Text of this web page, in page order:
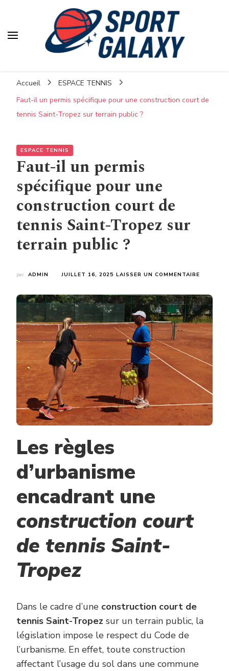
Accueil
ESPACE TENNIS
Faut-il un permis spécifique pour une construction court de
tennis Saint-Tropez sur terrain public ?
ESPACE TENNIS
Faut-il un permis
spécifique pour une
construction court de
tennis Saint-Tropez sur
terrain public ?
par ADMIN JUILLET 16, 2025 LAISSER UN COMMENTAIRE
UN
PERMIS
POUR
UNE
DE
SAINT-
TROPEZ
SUR
TERRAIN
PUBLIC
Les règles
d’urbanisme
encadrant une
construction court
de tennis Saint-
Tropez
Dans le cadre d’une construction court de
tennis Saint-Tropez sur un terrain public, la
législation impose le respect du Code de
l’urbanisme. En effet, toute construction
affectant l’usage du sol dans une commune